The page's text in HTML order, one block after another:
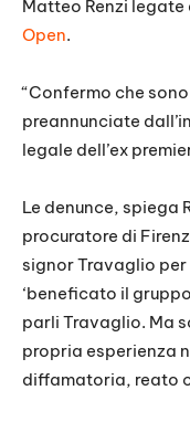
Matteo Renzi
Open.
“Confermo che
preannunciate
legale dell’ex
Le denunce, spiega
procuratore di
signor Travaglio
‘beneficato il
parli Travaglio. Ma
propria esperienza
diffamatoria, reato